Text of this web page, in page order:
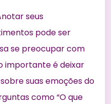
seus
pode ser
se preocupar com
importante é deixar
suas emoções do
como “O que